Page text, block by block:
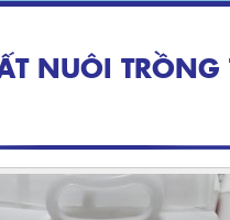
NUÔI TRỒNG